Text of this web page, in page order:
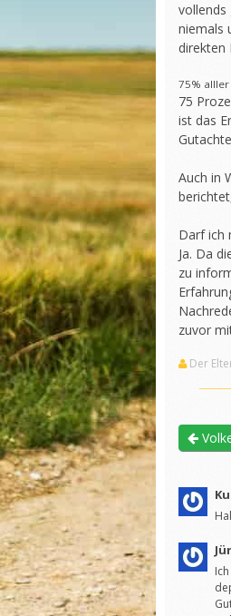
vollends
niemals
direkten
75%
75
ist das
Auch in
Darf ich
Ja. Da
zu
zuvor
Der